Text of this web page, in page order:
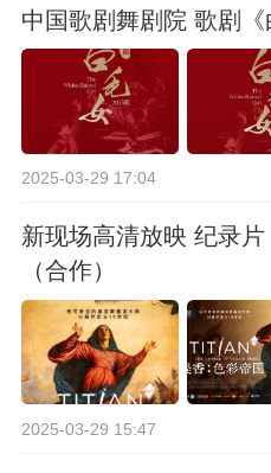
中国歌剧舞剧院 歌剧《
2025-03-29 17:04
新现场高清放映 纪录片
（合作）
2025-03-29 15:47